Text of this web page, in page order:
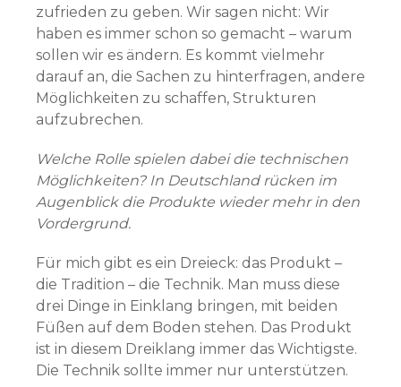
zufrieden zu geben. Wir sagen nicht: Wir
haben es immer schon so gemacht – warum
sollen wir es ändern. Es kommt vielmehr
darauf an, die Sachen zu hinterfragen, andere
Möglichkeiten zu schaffen, Strukturen
aufzubrechen.
Welche Rolle spielen dabei die technischen
Möglichkeiten? In Deutschland rücken im
Augenblick die Produkte wieder mehr in den
Vordergrund.
Für mich gibt es ein Dreieck: das Produkt –
die Tradition – die Technik. Man muss diese
drei Dinge in Einklang bringen, mit beiden
Füßen auf dem Boden stehen. Das Produkt
ist in diesem Dreiklang immer das Wichtigste.
Die Technik sollte immer nur unterstützen.